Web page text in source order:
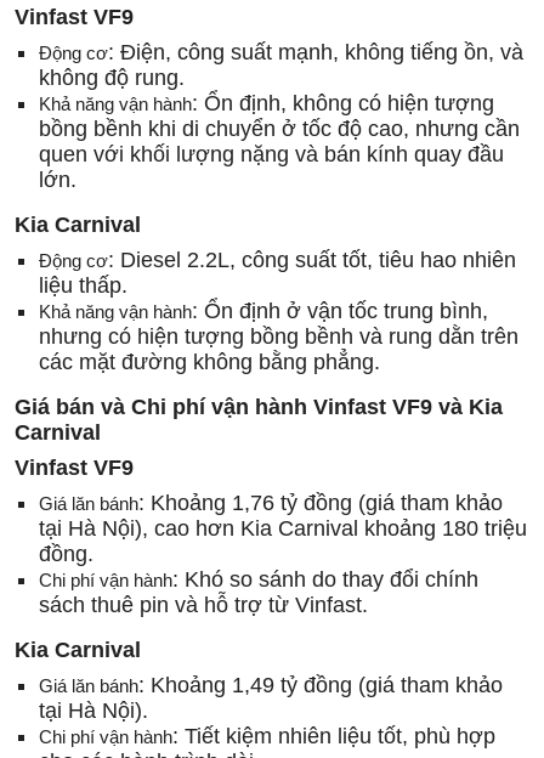
Vinfast VF9
Động cơ: Điện, công suất mạnh, không tiếng ồn, và
không độ rung.
Khả năng vận hành: Ổn định, không có hiện tượng
bồng bềnh khi di chuyển ở tốc độ cao, nhưng cần
quen với khối lượng nặng và bán kính quay đầu
lớn.
Kia Carnival
Động cơ: Diesel 2.2L, công suất tốt, tiêu hao nhiên
liệu thấp.
Khả năng vận hành: Ổn định ở vận tốc trung bình,
nhưng có hiện tượng bồng bềnh và rung dằn trên
các mặt đường không bằng phẳng.
Giá bán và Chi phí vận hành Vinfast VF9 và Kia
Carnival
Vinfast VF9
Giá lăn bánh: Khoảng 1,76 tỷ đồng (giá tham khảo
tại Hà Nội), cao hơn Kia Carnival khoảng 180 triệu
đồng.
Chi phí vận hành: Khó so sánh do thay đổi chính
sách thuê pin và hỗ trợ từ Vinfast.
Kia Carnival
Giá lăn bánh: Khoảng 1,49 tỷ đồng (giá tham khảo
tại Hà Nội).
Chi phí vận hành: Tiết kiệm nhiên liệu tốt, phù hợp